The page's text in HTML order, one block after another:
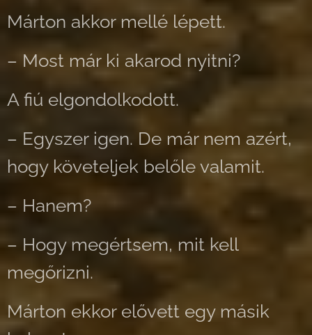
Márton akkor mellé lépett.
– Most már ki akarod nyitni?
A fiú elgondolkodott.
– Egyszer igen. De már nem azért,
hogy követeljek belőle valamit.
– Hanem?
– Hogy megértsem, mit kell
megőrizni.
Márton ekkor elővett egy másik